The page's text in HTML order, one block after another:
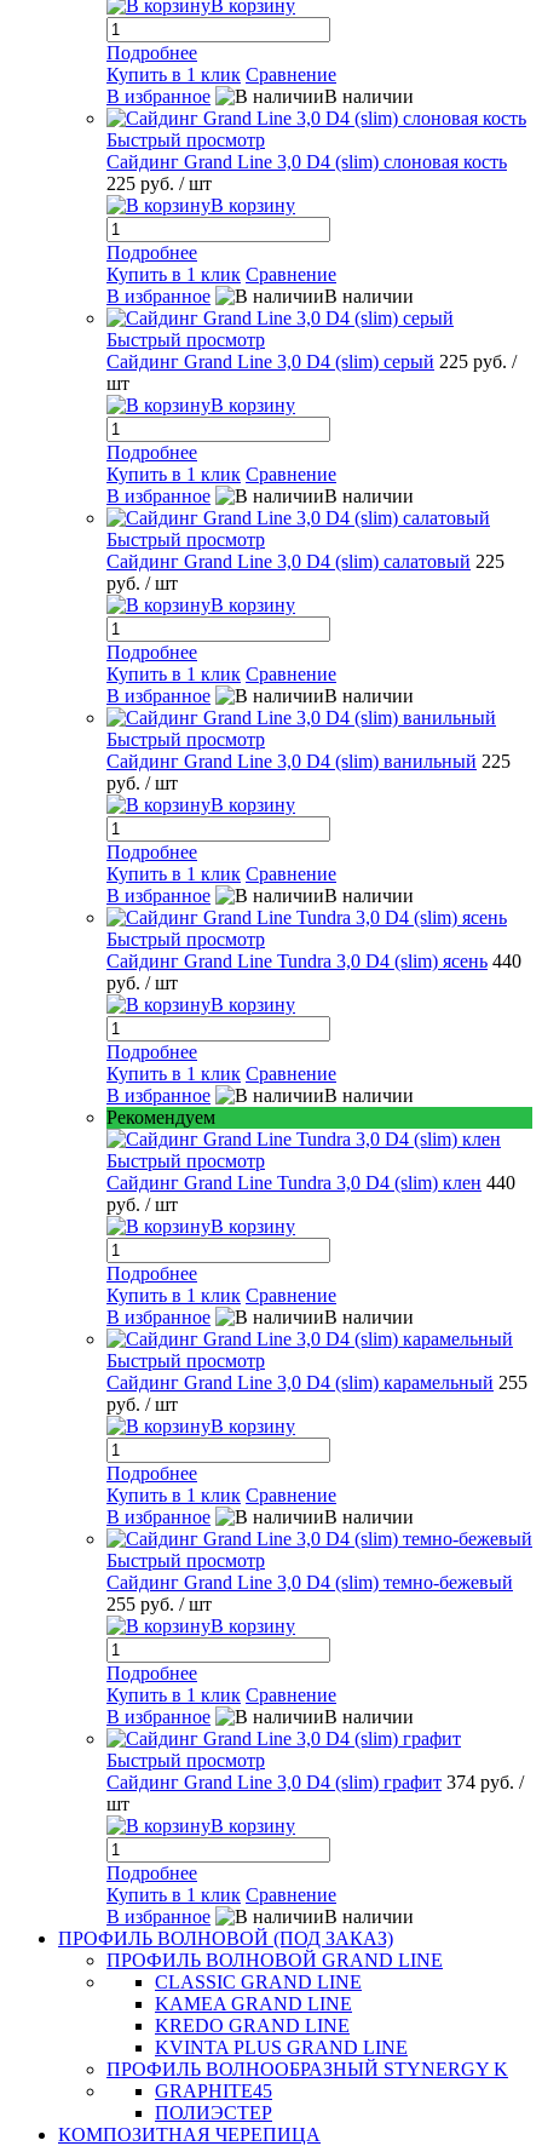
В корзину
Подробнее
Купить в 1 клик Сравнение
В избранное
В наличии
Быстрый просмотр
Сайдинг Grand Line 3,0 D4 (slim) слоновая кость
225 руб. / шт
В корзину
Подробнее
Купить в 1 клик Сравнение
В избранное
В наличии
Быстрый просмотр
Сайдинг Grand Line 3,0 D4 (slim) серый 225 руб. /
шт
В корзину
Подробнее
Купить в 1 клик Сравнение
В избранное
В наличии
Быстрый просмотр
Сайдинг Grand Line 3,0 D4 (slim) салатовый 225
руб. / шт
В корзину
Подробнее
Купить в 1 клик Сравнение
В избранное
В наличии
Быстрый просмотр
Сайдинг Grand Line 3,0 D4 (slim) ванильный 225
руб. / шт
В корзину
Подробнее
Купить в 1 клик Сравнение
В избранное
В наличии
Быстрый просмотр
Сайдинг Grand Line Tundra 3,0 D4 (slim) ясень 440
руб. / шт
В корзину
Подробнее
Купить в 1 клик Сравнение
В избранное
В наличии
Рекомендуем
Быстрый просмотр
Сайдинг Grand Line Tundra 3,0 D4 (slim) клен 440
руб. / шт
В корзину
Подробнее
Купить в 1 клик Сравнение
В избранное
В наличии
Быстрый просмотр
Сайдинг Grand Line 3,0 D4 (slim) карамельный 255
руб. / шт
В корзину
Подробнее
Купить в 1 клик Сравнение
В избранное
В наличии
Быстрый просмотр
Сайдинг Grand Line 3,0 D4 (slim) темно-бежевый
255 руб. / шт
В корзину
Подробнее
Купить в 1 клик Сравнение
В избранное
В наличии
Быстрый просмотр
Сайдинг Grand Line 3,0 D4 (slim) графит 374 руб. /
шт
В корзину
Подробнее
Купить в 1 клик Сравнение
В избранное
В наличии
ПРОФИЛЬ ВОЛНОВОЙ (ПОД ЗАКАЗ)
ПРОФИЛЬ ВОЛНОВОЙ GRAND LINE
CLASSIC GRAND LINE
KAMEA GRAND LINE
KREDO GRAND LINE
KVINTA PLUS GRAND LINE
ПРОФИЛЬ ВОЛНООБРАЗНЫЙ STYNERGY K
GRAPHITE45
ПОЛИЭСТЕР
КОМПОЗИТНАЯ ЧЕРЕПИЦА